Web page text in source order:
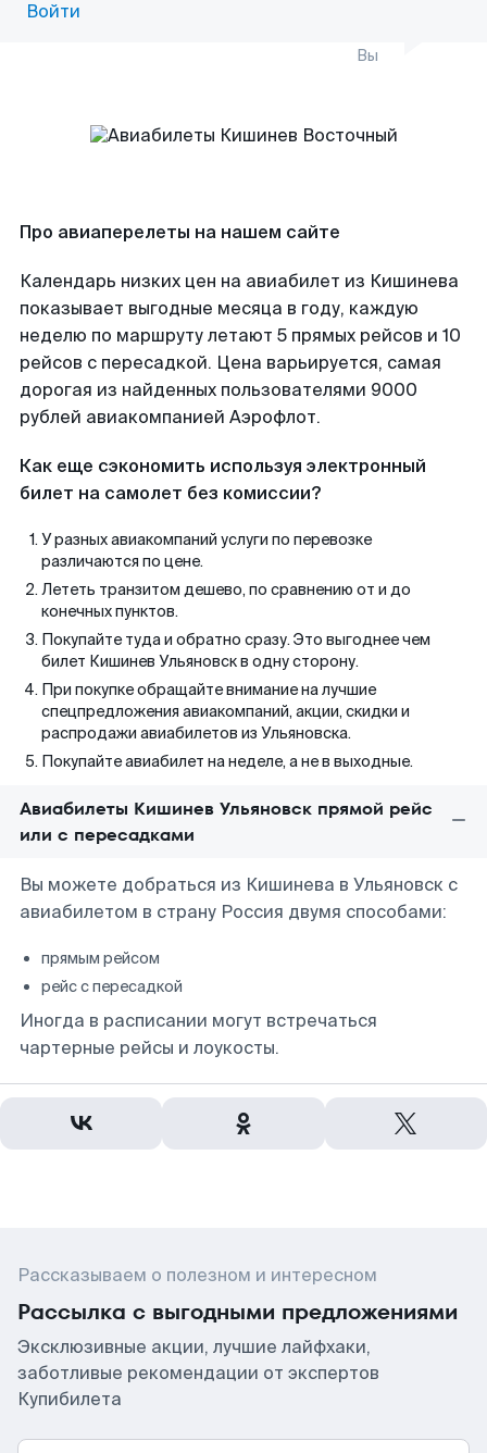
Войти
Вы
Про авиаперелеты на нашем сайте
Календарь низких цен на авиабилет из Кишинева
показывает выгодные месяца в году, каждую
неделю по маршруту летают 5 прямых рейсов и 10
рейсов с пересадкой. Цена варьируется, самая
дорогая из найденных пользователями 9000
рублей авиакомпанией Аэрофлот.
Как еще сэкономить используя электронный
билет на самолет без комиссии?
У разных авиакомпаний услуги по перевозке
различаются по цене.
Лететь транзитом дешево, по сравнению от и до
конечных пунктов.
Покупайте туда и обратно сразу. Это выгоднее чем
билет Кишинев Ульяновск в одну сторону.
При покупке обращайте внимание на лучшие
спецпредложения авиакомпаний, акции, скидки и
распродажи авиабилетов из Ульяновска.
Покупайте авиабилет на неделе, а не в выходные.
Авиабилеты Кишинев Ульяновск прямой рейс
или с пересадками
Вы можете добраться из Кишинева в Ульяновск с
авиабилетом в страну Россия двумя способами:
прямым рейсом
рейс с пересадкой
Иногда в расписании могут встречаться
чартерные рейсы и лоукосты.
Рассказываем о полезном и интересном
Рассылка с выгодными предложениями
Эксклюзивные акции, лучшие лайфхаки,
заботливые рекомендации от экспертов
Купибилета